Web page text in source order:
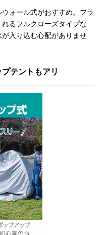
ォール式がおすすめ。フラ
るフルクローズタイプな
入り込む心配がありませ
テントもアリ